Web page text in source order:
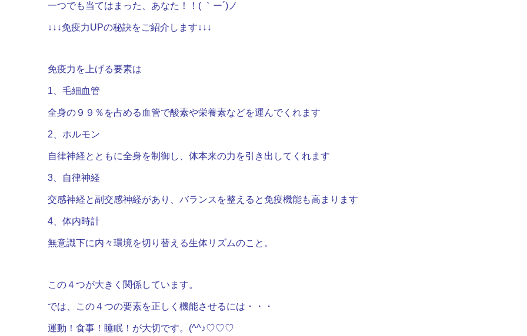
一つでも当てはまった、あなた！！( ｀ー´)ノ
↓↓↓免疫力UPの秘訣をご紹介します↓↓↓
免疫力を上げる要素は
1、毛細血管
全身の９９％を占める血管で酸素や栄養素などを運んでくれます
2、ホルモン
自律神経とともに全身を制御し、体本来の力を引き出してくれます
3、自律神経
交感神経と副交感神経があり、バランスを整えると免疫機能も高まります
4、体内時計
無意識下に内々環境を切り替える生体リズムのこと。
この４つが大きく関係しています。
では、この４つの要素を正しく機能させるには・・・
運動！食事！睡眠！が大切です。(^^♪♡♡♡